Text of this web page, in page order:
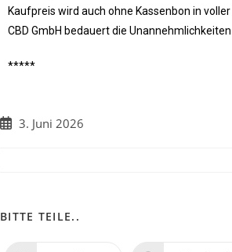
Kaufpreis wird auch ohne Kassenbon in
CBD GmbH bedauert die
*****
3. Juni 2026
BITTE TEILE..